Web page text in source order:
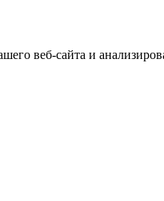
веб-сайта и